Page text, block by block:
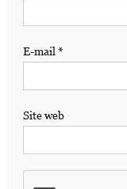
E-mail*
Site web